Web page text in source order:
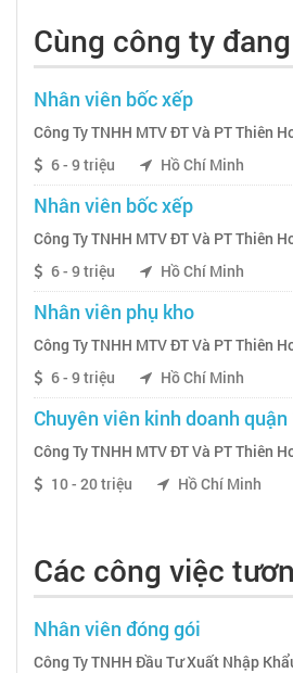
Cùng công ty
Nhân viên bốc xếp
Công Ty TNHH MTV ĐT Và PT Thiên
6 - 9 triệu
Hồ Chí Minh
Nhân viên bốc xếp
Công Ty TNHH MTV ĐT Và PT Thiên
6 - 9 triệu
Hồ Chí Minh
Nhân viên phụ kho
Công Ty TNHH MTV ĐT Và PT Thiên
6 - 9 triệu
Hồ Chí Minh
Chuyên viên kinh doanh quận
Công Ty TNHH MTV ĐT Và PT Thiên
10 - 20 triệu
Hồ Chí Minh
Các công việc
Nhân viên đóng gói
Công Ty TNHH Đầu Tư Xuất Nhập